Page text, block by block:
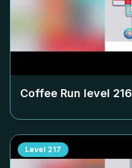
Coffee Run level 216
Level 217